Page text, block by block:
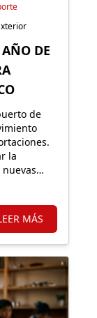
DE
de
la
MÁS